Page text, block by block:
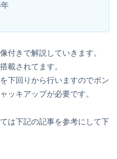
付きで解説していきます。
載されてます。
下回りから行いますのでボン
ッキアップが必要です。
は下記の記事を参考にして下